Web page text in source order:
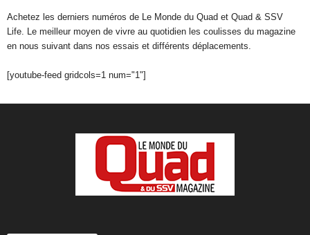
Achetez les derniers numéros de Le Monde du Quad et Quad & SSV
Life. Le meilleur moyen de vivre au quotidien les coulisses du magazine
en nous suivant dans nos essais et différents déplacements.
[youtube-feed gridcols=1 num="1"]